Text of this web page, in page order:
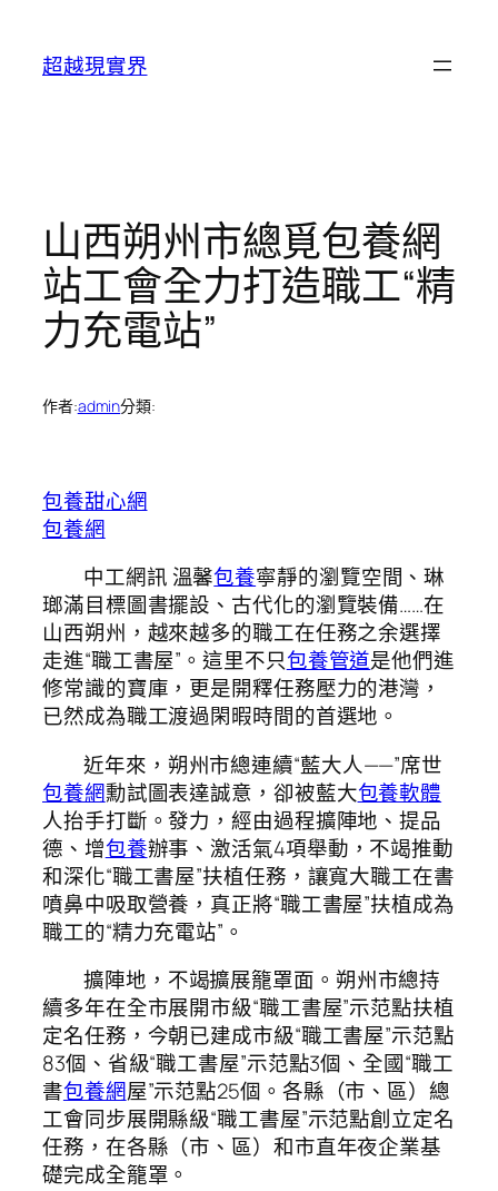
超越現實界
山西朔州市總覓包養網
站工會全力打造職工“精
力充電站”
作者:admin分類:
包養甜心網
包養網
中工網訊 溫馨包養寧靜的瀏覽空間、琳
瑯滿目標圖書擺設、古代化的瀏覽裝備……在
山西朔州，越來越多的職工在任務之余選擇
走進“職工書屋”。這里不只包養管道是他們進
修常識的寶庫，更是開釋任務壓力的港灣，
已然成為職工渡過閑暇時間的首選地。
近年來，朔州市總連續“藍大人——”席世
包養網勳試圖表達誠意，卻被藍大包養軟體
人抬手打斷。發力，經由過程擴陣地、提品
德、增包養辦事、激活氣4項舉動，不竭推動
和深化“職工書屋”扶植任務，讓寬大職工在書
噴鼻中吸取營養，真正將“職工書屋”扶植成為
職工的“精力充電站”。
擴陣地，不竭擴展籠罩面。朔州市總持
續多年在全市展開市級“職工書屋”示范點扶植
定名任務，今朝已建成市級“職工書屋”示范點
83個、省級“職工書屋”示范點3個、全國“職工
書包養網屋”示范點25個。各縣（市、區）總
工會同步展開縣級“職工書屋”示范點創立定名
任務，在各縣（市、區）和市直年夜企業基
礎完成全籠罩。